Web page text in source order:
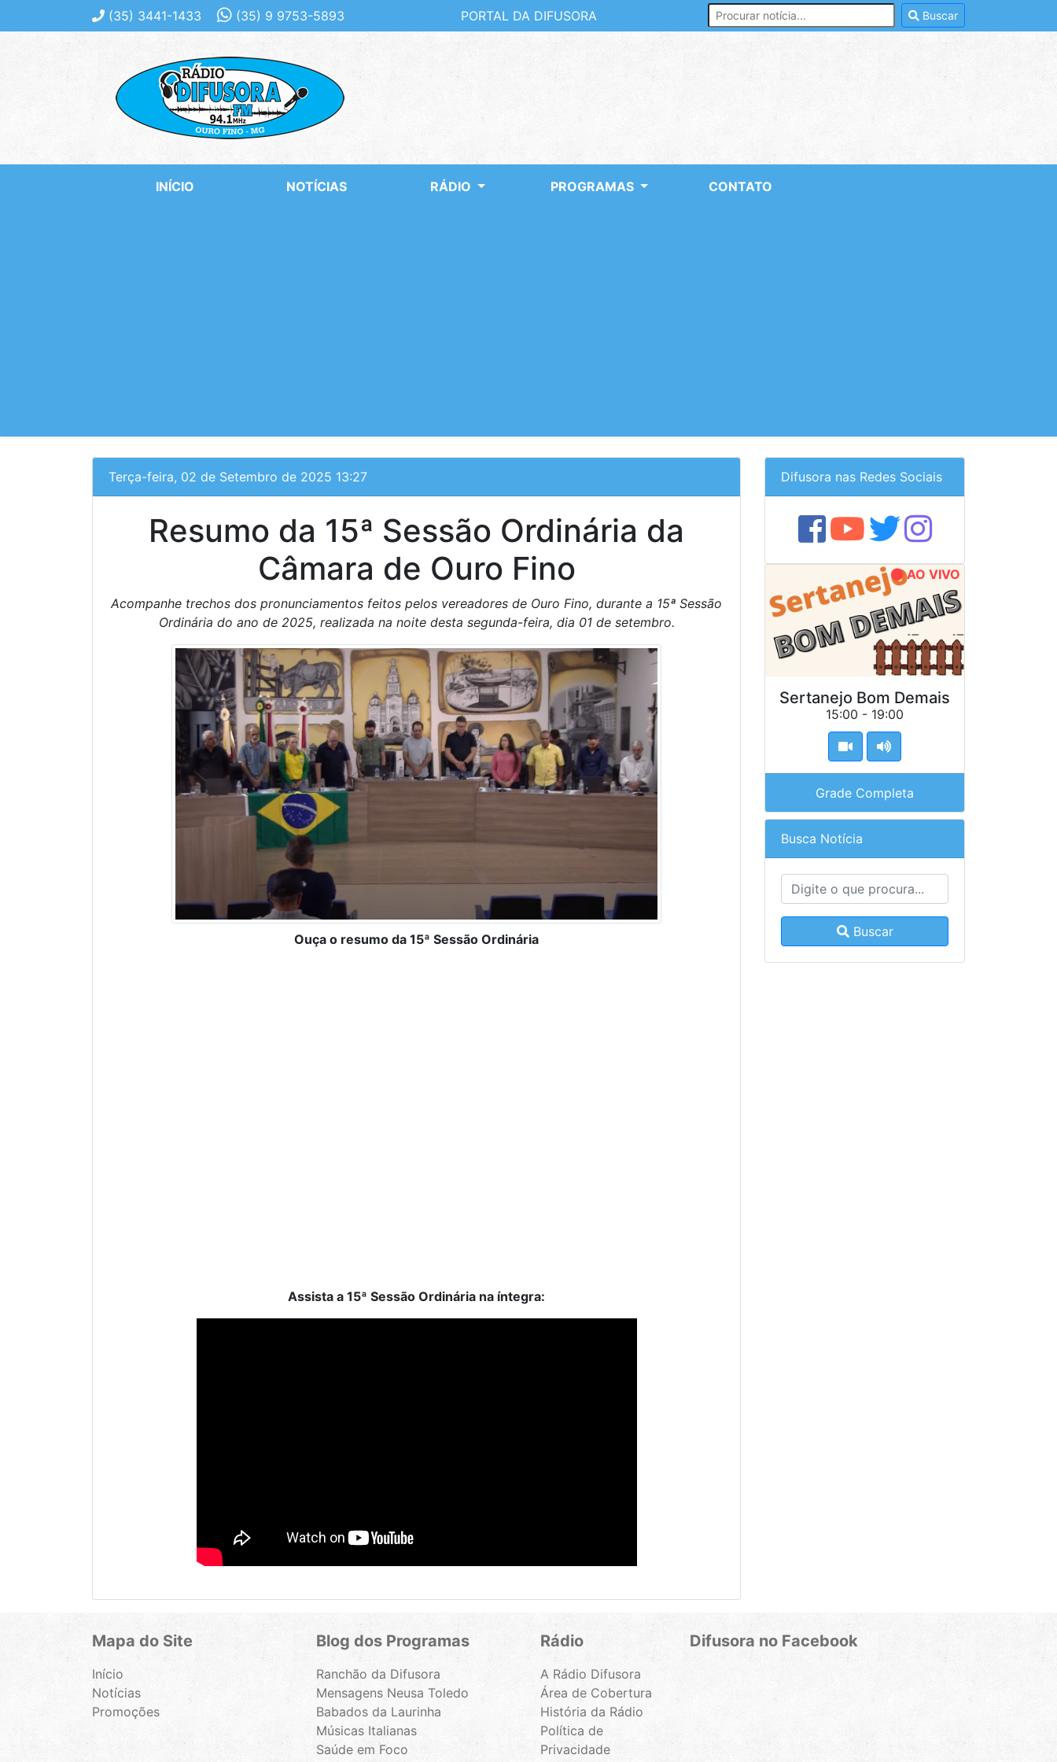
(35) 3441-1433 (35) 9 9753-5893 PORTAL DA DIFUSORA Buscar
INÍCIO NOTÍCIAS RÁDIO PROGRAMAS CONTATO
Terça-feira, 02 de Setembro de 2025 13:27
Resumo da 15ª Sessão Ordinária da
Câmara de Ouro Fino
Acompanhe trechos dos pronunciamentos feitos pelos vereadores de Ouro Fino, durante a 15ª Sessão
Ordinária do ano de 2025, realizada na noite desta segunda-feira, dia 01 de setembro.
Ouça o resumo da 15ª Sessão Ordinária
Assista a 15ª Sessão Ordinária na íntegra:
Difusora nas Redes Sociais
AO VIVO
Sertanejo Bom Demais
15:00 - 19:00
Grade Completa
Busca Notícia
Buscar
Mapa do Site
Início
Notícias
Promoções
Blog dos Programas
Ranchão da Difusora
Mensagens Neusa Toledo
Babados da Laurinha
Músicas Italianas
Saúde em Foco
Rádio
A Rádio Difusora
Área de Cobertura
História da Rádio
Política de
Privacidade
Difusora no Facebook